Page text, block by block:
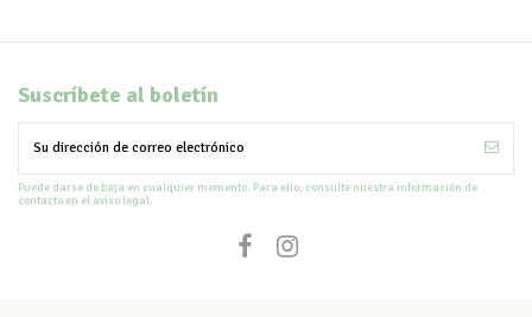
Suscríbete al boletín
Puede darse de baja en cualquier momento. Para ello, consulte nuestra información de
contacto en el aviso legal.